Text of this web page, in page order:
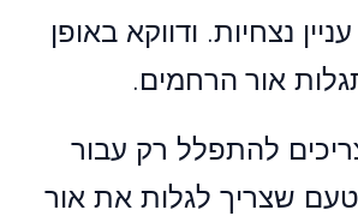
נצחיות. ודווקא באופן
אור הרחמים.
להתפלל רק עבור
שצריך לגלות את אור